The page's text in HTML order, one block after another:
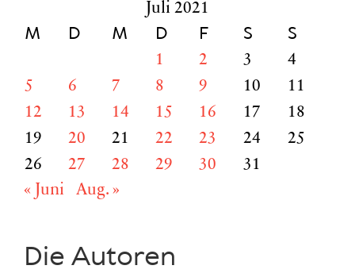
Juli 2021
M D M D F S S
1 2 3
4
5
6 7 8 9 10
11
12
13 14 15 16 17
18
19
20 21 22 23 24
25
26
27 28 29 30
31
« Juni
Aug. »
Die Autoren